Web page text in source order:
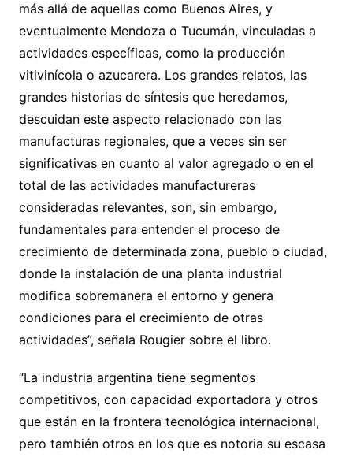
más allá de aquellas como Buenos Aires, y
eventualmente Mendoza o Tucumán, vinculadas a
actividades específicas, como la producción
vitivinícola o azucarera. Los grandes relatos, las
grandes historias de síntesis que heredamos,
descuidan este aspecto relacionado con las
manufacturas regionales, que a veces sin ser
significativas en cuanto al valor agregado o en el
total de las actividades manufactureras
consideradas relevantes, son, sin embargo,
fundamentales para entender el proceso de
crecimiento de determinada zona, pueblo o ciudad,
donde la instalación de una planta industrial
modifica sobremanera el entorno y genera
condiciones para el crecimiento de otras
actividades”, señala Rougier sobre el libro.
“La industria argentina tiene segmentos
competitivos, con capacidad exportadora y otros
que están en la frontera tecnológica internacional,
pero también otros en los que es notoria su escasa